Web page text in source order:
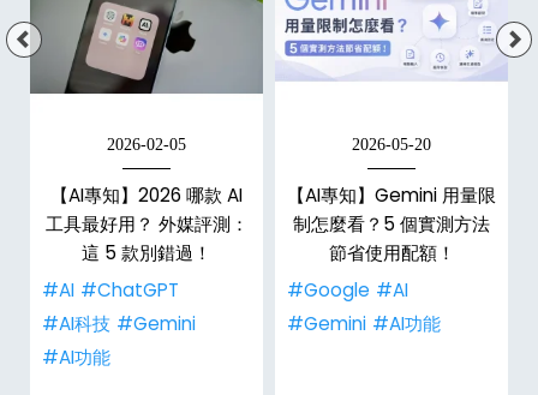
2026-02-05
【AI專知】2026 哪款 AI
工具最好用？ 外媒評測：
這 5 款別錯過！
#AI #ChatGPT
#AI科技 #Gemini
#AI功能
2026-05-20
【AI專知】Gemini 用量限
制怎麼看？5 個實測方法
節省使用配額！
#Google #AI
#Gemini #AI功能